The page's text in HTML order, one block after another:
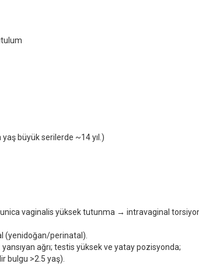
büyük serilerde ~14 yıl.)
vaginalis yüksek tutunma → intravaginal
(yenidoğan/perinatal).
ağrı; testis yüksek ve yatay pozisyonda;
bulgu >2.5 yaş).